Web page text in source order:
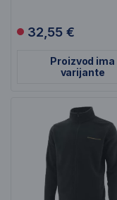
32,55 €
Proizvod ima
varijante